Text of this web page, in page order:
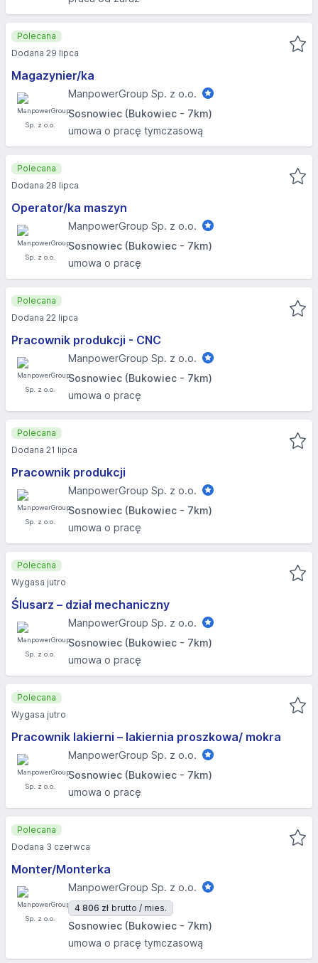
Magazynier/ka
ManpowerGroup Sp. z o.o.
Sosnowiec (Bukowiec - 7km)
umowa o pracę tymczasową
Polecana
Dodana 29 lipca
Operator/ka maszyn
ManpowerGroup Sp. z o.o.
Sosnowiec (Bukowiec - 7km)
umowa o pracę
Polecana
Dodana 28 lipca
Pracownik produkcji - CNC
ManpowerGroup Sp. z o.o.
Sosnowiec (Bukowiec - 7km)
umowa o pracę
Polecana
Dodana 22 lipca
Pracownik produkcji
ManpowerGroup Sp. z o.o.
Sosnowiec (Bukowiec - 7km)
umowa o pracę
Polecana
Dodana 21 lipca
Ślusarz – dział mechaniczny
ManpowerGroup Sp. z o.o.
Sosnowiec (Bukowiec - 7km)
umowa o pracę
Polecana
Wygasa jutro
Pracownik lakierni – lakiernia proszkowa/ mokra
ManpowerGroup Sp. z o.o.
Sosnowiec (Bukowiec - 7km)
umowa o pracę
Polecana
Wygasa jutro
Monter/Monterka
ManpowerGroup Sp. z o.o.
4 806 zł brutto / mies.
Sosnowiec (Bukowiec - 7km)
umowa o pracę tymczasową
Polecana
Dodana 3 czerwca